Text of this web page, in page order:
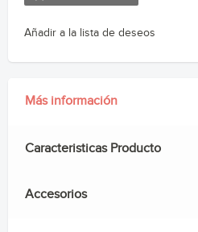
Añadir a la lista de deseos
Más información
Caracteristicas Producto
Accesorios